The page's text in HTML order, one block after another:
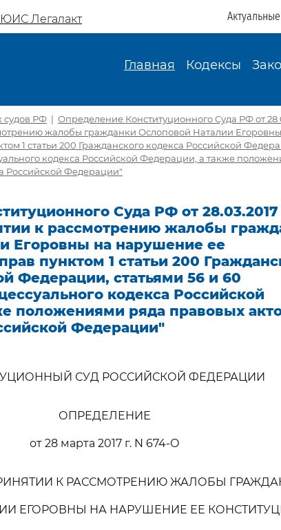
ЮИС Легалакт
Главная Кодексы
судов РФ | Определение Конституционного Суда РФ от
жалобы гражданки Ослоповой Наталии
1 статьи 200 Гражданского кодекса Российской
кодекса Российской Федерации, а также
Российской Федерации"
Суда РФ от
к рассмотрению жалобы
Егоровны на нарушение ее
пунктом 1 статьи 200
Федерации, статьями 56 и 60
кодекса Российской
положениями ряда правовых
Федерации"
СУД РОССИЙСКОЙ ФЕДЕРАЦИИ
ОПРЕДЕЛЕНИЕ
от 28 марта 2017 г. N 674-О
К РАССМОТРЕНИЮ ЖАЛОБЫ
ЕГОРОВНЫ НА НАРУШЕНИЕ ЕЕ